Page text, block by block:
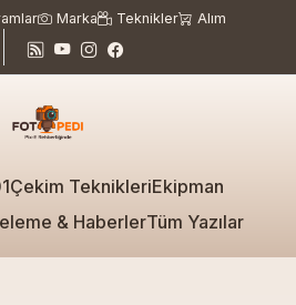
Marka Teknikler Alım
Çekim TeknikleriEkipman
& HaberlerTüm Yazılar